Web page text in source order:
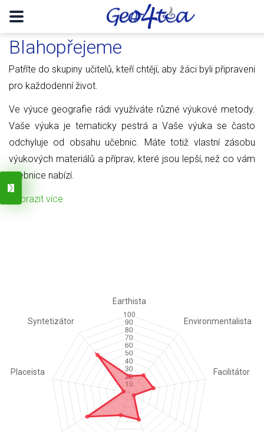
Blahopřejeme
Patříte do skupiny učitelů, kteří chtějí, aby žáci byli připraveni
pro každodenní život.
Ve výuce geografie rádi využíváte různé výukové metody.
Vaše výuka je tematicky pestrá a Vaše výuka se často
odchyluje od obsahu učebnic. Máte totiž vlastní zásobu
výukových materiálů a příprav, které jsou lepší, než co vám
učebnice nabízí.
Zobrazit více